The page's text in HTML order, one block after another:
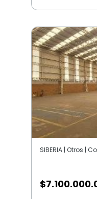
SIBERIA | Otros |
$